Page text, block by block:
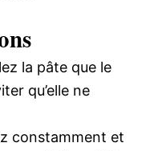
la pâte que le
qu’elle ne
constamment et